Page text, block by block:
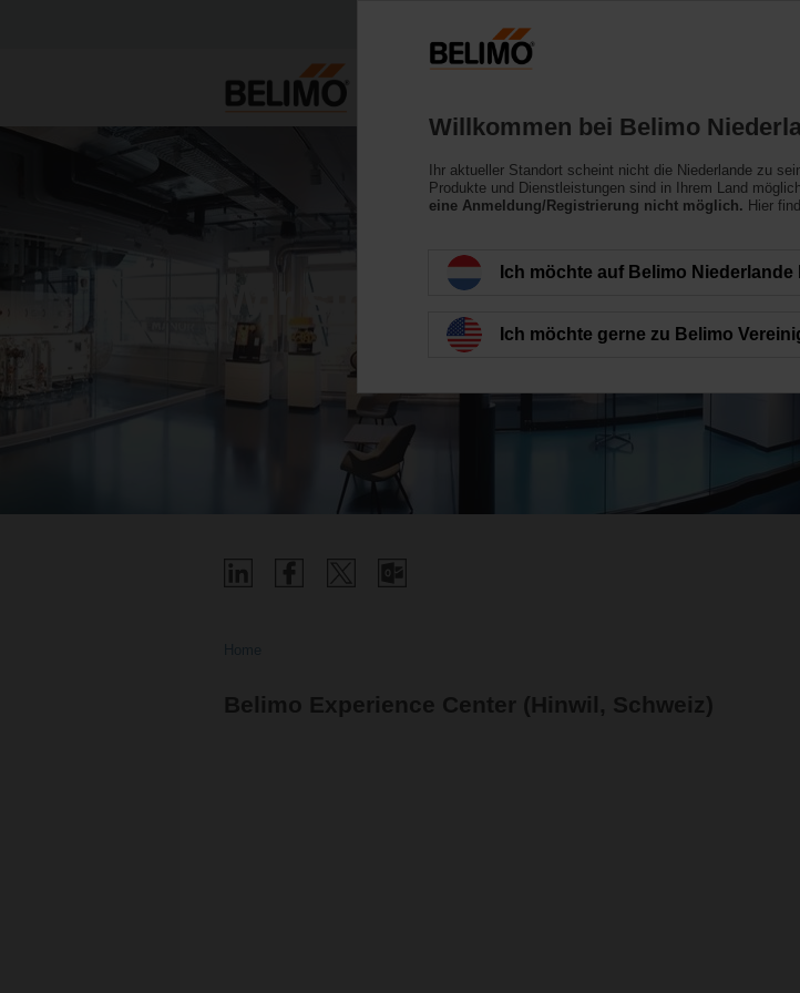
Wir sind HLK
Belimo Experience Center (Hinwil, Schweiz)
Willkommen bei Belimo
Ihr aktueller Standort scheint nicht die Niederlande zu
Produkte und Dienstleistungen sind in Ihrem Land
eine Anmeldung/Registrierung nicht möglich. Hier
Ich möchte auf Belimo Niederlande
Ich möchte gerne zu Belimo